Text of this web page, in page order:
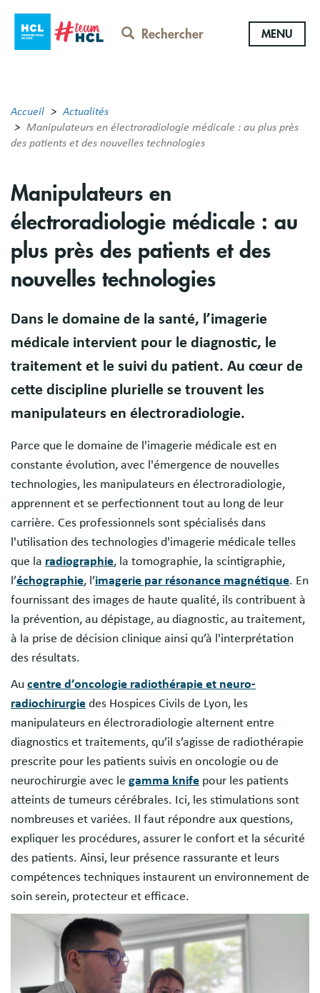
contenu
Rechercher MENU
Accueil
Actualités
Manipulateurs en électroradiologie médicale : au plus près
des patients et des nouvelles technologies
Manipulateurs en
électroradiologie médicale : au
plus près des patients et des
nouvelles technologies
Dans le domaine de la santé, l’imagerie
médicale intervient pour le diagnostic, le
traitement et le suivi du patient. Au cœur de
cette discipline plurielle se trouvent les
manipulateurs en électroradiologie.
Parce que le domaine de l'imagerie médicale est en
constante évolution, avec l'émergence de nouvelles
technologies, les manipulateurs en électroradiologie,
apprennent et se perfectionnent tout au long de leur
carrière. Ces professionnels sont spécialisés dans
l'utilisation des technologies d'imagerie médicale telles
que la radiographie, la tomographie, la scintigraphie,
l’échographie, l’imagerie par résonance magnétique. En
fournissant des images de haute qualité, ils contribuent à
la prévention, au dépistage, au diagnostic, au traitement,
à la prise de décision clinique ainsi qu’à l'interprétation
des résultats.
Au centre d’oncologie radiothérapie et neuro-
radiochirurgie des Hospices Civils de Lyon, les
manipulateurs en électroradiologie alternent entre
diagnostics et traitements, qu’il s’agisse de radiothérapie
prescrite pour les patients suivis en oncologie ou de
neurochirurgie avec le gamma knife pour les patients
atteints de tumeurs cérébrales. Ici, les stimulations sont
nombreuses et variées. Il faut répondre aux questions,
expliquer les procédures, assurer le confort et la sécurité
des patients. Ainsi, leur présence rassurante et leurs
compétences techniques instaurent un environnement de
soin serein, protecteur et efficace.